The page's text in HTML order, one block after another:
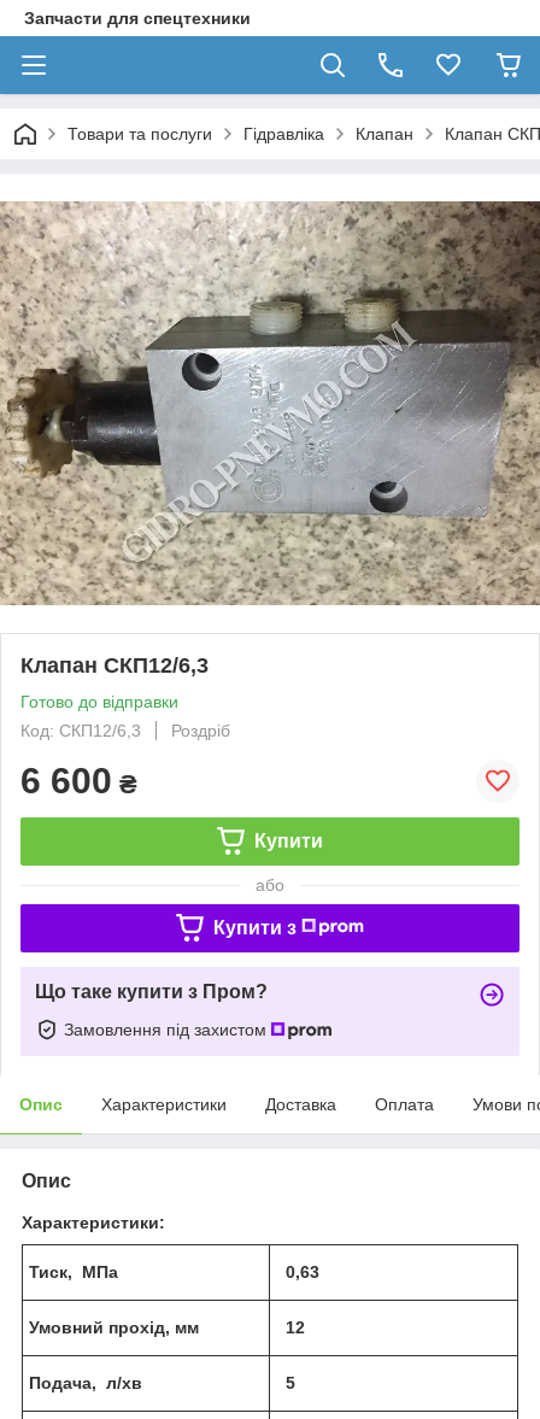
Запчасти для спецтехники
Товари та послуги Гідравліка Клапан Клапан
Клапан СКП12/6,3
Готово до відправки
Код: СКП12/6,3
Роздріб
6 600 ₴
Купити
або
Купити з
Що таке купити з Пром?
Замовлення під захистом
Опис Характеристики Доставка Оплата Умови
Опис
Характеристики:
Тиск, МПа 0,63
Умовний прохід, мм 12
Подача, л/хв 5